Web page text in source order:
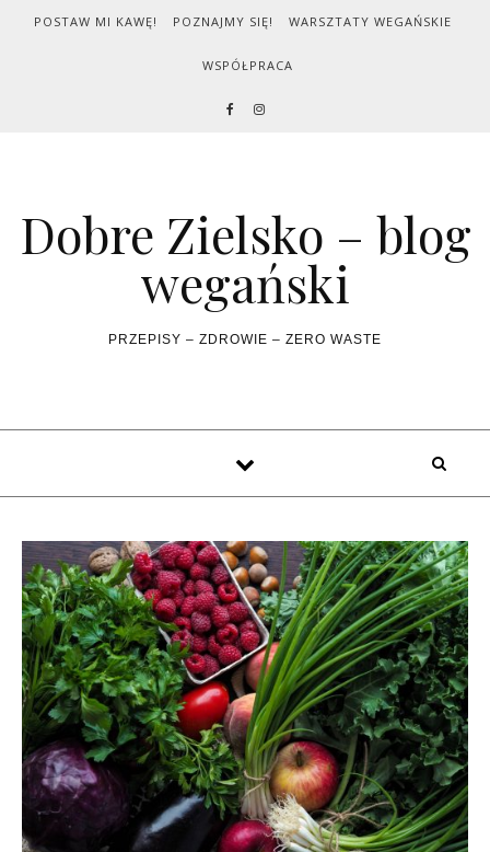
Skip to content
POSTAW MI KAWĘ! POZNAJMY SIĘ! WARSZTATY WEGAŃSKIE
WSPÓŁPRACA
Dobre Zielsko – blog
wegański
PRZEPISY – ZDROWIE – ZERO WASTE